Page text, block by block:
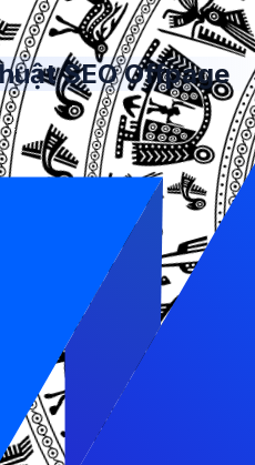
hiện trước khi triển khai
SEO Offpage